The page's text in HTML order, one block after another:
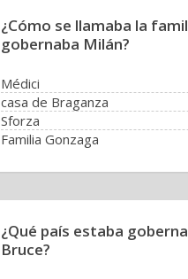
¿Cómo se llamaba la
gobernaba Milán?
Médici
casa de Braganza
Sforza
Familia Gonzaga
¿Qué país estaba
Bruce?